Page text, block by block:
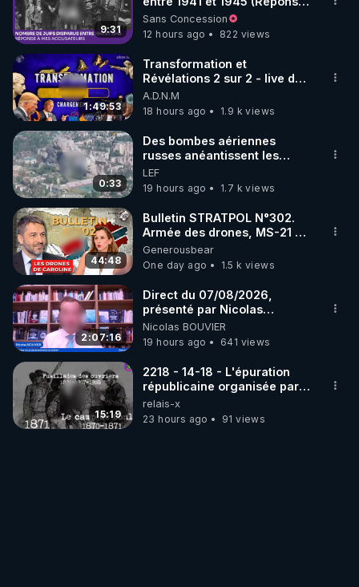
Rendez-vous sur http://rgnr.li/lechoubrave
code : REGENERE10
▶ 30 jours gratuit sur l’application de méditation et
de bien-être ENVOL :
Rendez-vous sur https://www.envol.app/code
le code : REGENERE
9:31
à mes accusateurs)
Sans Concession
12 hours ago
822 views
1:49:53
Transformation et
Révélations 2 sur 2 - live du
07/08/26
A.D.N.M
18 hours ago
1.9 k views
0:33
Des bombes aériennes
russes anéantissent les
centres de contrôle de
drones de 3 brigades
ukrainienne
LEF
19 hours ago
1.7 k views
44:48
Bulletin STRATPOL N°302.
Armée des drones, MS-21 en
série, missiles coréens.
07.08.2026.
Generousbear
One day ago
1.5 k views
2:07:16
Direct du 07/08/2026,
présenté par Nicolas
BOUVIER
Nicolas BOUVIER
19 hours ago
641 views
15:19
2218 - 14-18 - L'épuration
républicaine organisée par
les frères de la truelle
relais-x
23 hours ago
91 views